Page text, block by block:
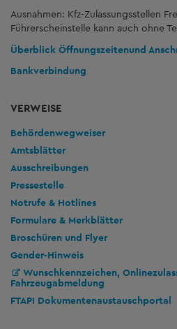
Ausnahmen: Kfz-Zulassungsstellen
Führerscheinstelle kann auch ohne
Überblick Öffnungszeitenund
Bankverbindung
VERWEISE
Behördenwegweiser
Amtsblätter
Ausschreibungen
Pressestelle
Notrufe & Hotlines
Formulare & Merkblätter
Broschüren und Flyer
Gender-Hinweis
Wunschkennzeichen,
Fahrzeugabmeldung
FTAPI Dokumentenaustauschportal